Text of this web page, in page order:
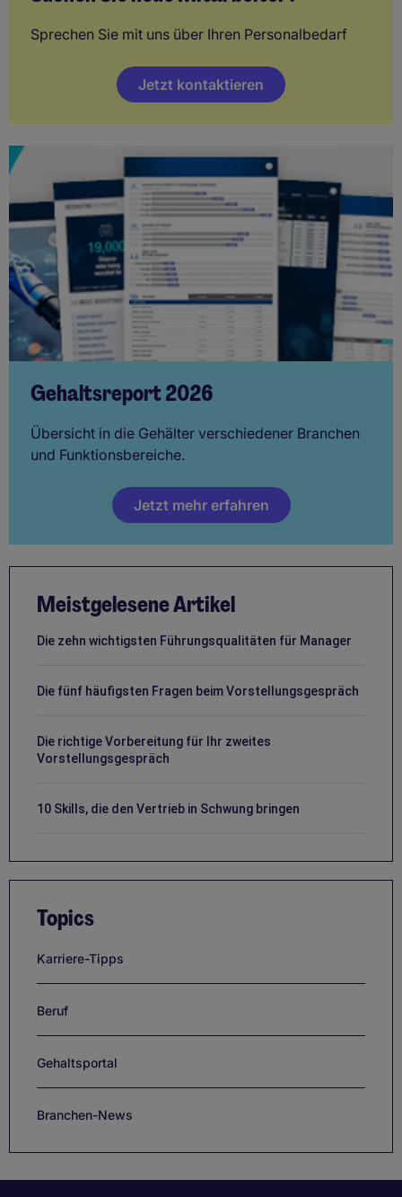
Sprechen Sie mit uns über Ihren Personalbedarf
Jetzt kontaktieren
Gehaltsreport 2026
Übersicht in die Gehälter verschiedener Branchen
und Funktionsbereiche.
Jetzt mehr erfahren
Meistgelesene Artikel
Die zehn wichtigsten Führungsqualitäten für Manager
Die fünf häufigsten Fragen beim Vorstellungsgespräch
Die richtige Vorbereitung für Ihr zweites
Vorstellungsgespräch
10 Skills, die den Vertrieb in Schwung bringen
Topics
Karriere-Tipps
Beruf
Gehaltsportal
Branchen-News